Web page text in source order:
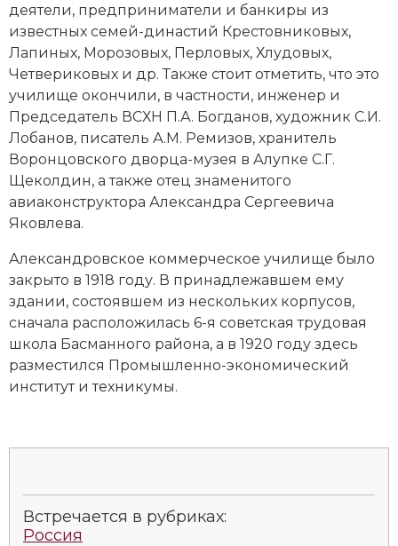
деятели, предприниматели и банкиры из
известных семей-династий Крестовниковых,
Лапиных, Морозовых, Перловых, Хлудовых,
Четвериковых и др. Также стоит отметить, что это
училище окончили, в частности, инженер и
Председатель ВСХН П.А. Богданов, художник С.И.
Лобанов, писатель А.М. Ремизов, хранитель
Воронцовского дворца-музея в Алупке С.Г.
Щеколдин, а также отец знаменитого
авиаконструктора Александра Сергеевича
Яковлева.
Александровское коммерческое училище было
закрыто в 1918 году. В принадлежавшем ему
здании, состоявшем из нескольких корпусов,
сначала расположилась 6-я советская трудовая
школа Басманного района, а в 1920 году здесь
разместился Промышленно-экономический
институт и техникумы.
Встречается в рубриках:
Россия